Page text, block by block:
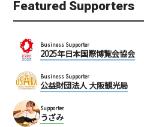
Featured Supporters
Business Supporter
2025年日本国際博覧会協会
Business Supporter
公益財団法人 大阪観光局
Supporter
うざみ